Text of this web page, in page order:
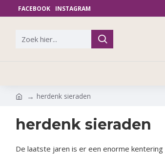
FACEBOOK INSTAGRAM
herdenk sieraden
herdenk sieraden
De laatste jaren is er een enorme